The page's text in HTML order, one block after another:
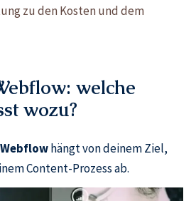
zu den Kosten und dem
welche
wozu?
hängt von deinem Ziel,
Content-Prozess ab.